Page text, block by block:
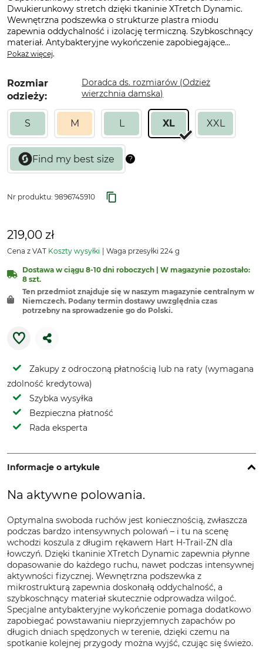
Dwukierunkowy stretch dzięki tkaninie XTretch Dynamic.
Wewnętrzna podszewka o strukturze plastra miodu
zapewnia oddychalność i izolację termiczną. Szybkoschnący
materiał. Antybakteryjne wykończenie zapobiegające...
Pokaż więcej.
Rozmiar
odzieży:
Doradca ds. rozmiarów (Odzież
wierzchnia damska)
S M L XL XXL
Nr produktu: 9896745910
219,00 zł
Cena z VAT Koszty wysyłki Waga przesyłki 224 g
Dostawa w ciągu 8-10 dni roboczych | W magazynie pozostało:
8 szt.
Ten przedmiot znajduje się w naszym magazynie centralnym w
Niemczech. Podany termin dostawy uwzględnia czas
potrzebny na sprowadzenie go do Polski.
Zakupy z odroczoną płatnością lub na raty (wymagana
zdolność kredytowa)
Szybka wysyłka
Bezpieczna płatność
Rada eksperta
Informacje o artykule
Na aktywne polowania.
Optymalna swoboda ruchów jest koniecznością, zwłaszcza
podczas bardzo intensywnych polowań – i tu na scenę
wchodzi koszula z długim rękawem Hart H-Trail-ZN dla
łowczyń. Dzięki tkaninie XTretch Dynamic zapewnia płynne
dopasowanie do każdego ruchu, nawet podczas intensywnej
aktywności fizycznej. Wewnętrzna podszewka z
mikrostrukturą zapewnia doskonałą oddychalność, a
szybkoschnący materiał skutecznie odprowadza wilgoć.
Specjalne antybakteryjne wykończenie pomaga dodatkowo
zapobiegać powstawaniu nieprzyjemnych zapachów po
długich dniach spędzonych w terenie, dzięki czemu na
spotkanie kolejnej przygody można wyjść, czując się świeżo.